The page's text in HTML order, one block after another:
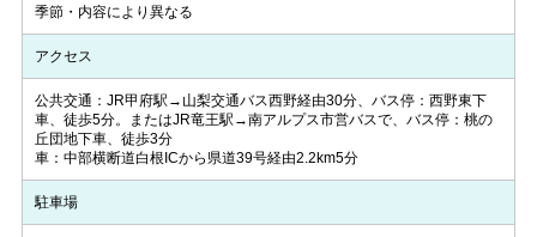
季節・内容により異なる
アクセス
公共交通：JR甲府駅→山梨交通バス西野経由30分、バス停：西野東下
車、徒歩5分。またはJR竜王駅→南アルプス市営バスで、バス停：桃の
丘団地下車、徒歩3分
車：中部横断道白根ICから県道39号経由2.2km5分
駐車場